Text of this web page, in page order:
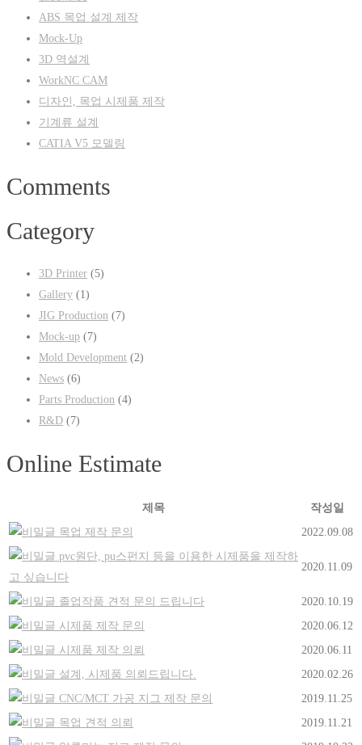
ABS 목업 설계 제작
Mock-Up
3D 역설계
WorkNC CAM
디자인, 목업 시제품 제작
기계류 설계
CATIA V5 모델링
Comments
Category
3D Printer (5)
Gallery (1)
JIG Production (7)
Mock-up (7)
Mold Development (2)
News (6)
Parts Production (4)
R&D (7)
Online Estimate
제목
작성일
목업 제작 문의
2022.09.08
pvc원단, pu스펀지 등을 이용한 시제품을 제작하
고 싶습니다
2020.11.09
졸업작품 견적 문의 드립니다
2020.10.19
시제품 제작 문의
2020.06.12
시제품 제작 의뢰
2020.06.11
설계, 시제품 의뢰드립니다.
2020.02.26
CNC/MCT 가공 지그 제작 문의
2019.11.25
목업 견적 의뢰
2019.11.21